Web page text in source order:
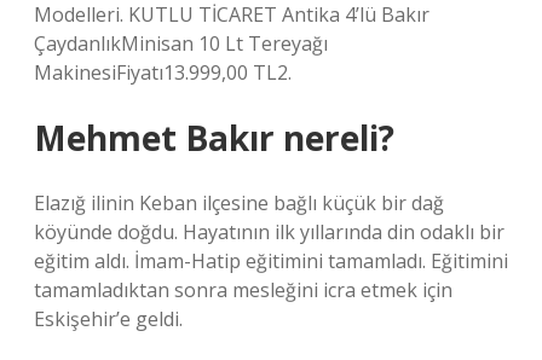
Modelleri. KUTLU TİCARET Antika 4’lü Bakır
ÇaydanlıkMinisan 10 Lt Tereyağı
MakinesiFiyatı13.999,00 TL2.
Mehmet Bakır nereli?
Elazığ ilinin Keban ilçesine bağlı küçük bir dağ
köyünde doğdu. Hayatının ilk yıllarında din odaklı bir
eğitim aldı. İmam-Hatip eğitimini tamamladı. Eğitimini
tamamladıktan sonra mesleğini icra etmek için
Eskişehir’e geldi.